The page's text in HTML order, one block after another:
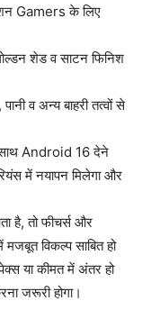
Gamers के लिए
शेड व साटन फिनिश
व अन्य बाहरी तत्वों से
Android 16 देने
में नयापन मिलेगा और
है, तो फीचर्स और
विकल्प साबित हो
या कीमत में अंतर हो
जरूरी होगा।